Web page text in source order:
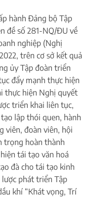
hành Đảng bộ Tập
đề số 281-NQ/ĐU về
nghiệp (Nghị
trên cơ sở kết quả
ủy Tập đoàn triển
đẩy mạnh thực hiện
thực hiện Nghị quyết
triển khai liên tục,
lập thói quen, hành
viên, đoàn viên, hội
trọng hoàn thành
tái tạo văn hoá
đà cho tái tạo kinh
phát triển Tập
khí “Khát vọng, Trí